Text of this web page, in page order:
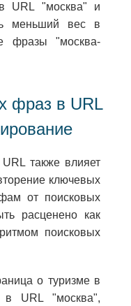
URL "москва" и
меньший вес в
фразы "москва-
фраз в URL
также влияет
ключевых
от поисковых
расценено как
поисковых
о туризме в
URL "москва",